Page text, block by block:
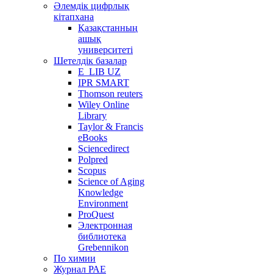
Әлемдік цифрлық
кітапхана
Қазақстанның
ашық
университеті
Шетелдік базалар
E_LIB UZ
IPR SMART
Thomson reuters
Wiley Online
Library
Taylor & Francis
eBooks
Sciencedirect
Polpred
Scopus
Science of Aging
Knowledge
Environment
ProQuest
Электронная
библиотека
Grebennikon
По химии
Журнал РАЕ